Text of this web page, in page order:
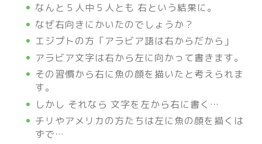
なんと５人中５人とも 右という結果に。
なぜ右向きにかいたのでしょうか？
エジプトの方「アラビア語は右からだから」
アラビア文字は右から左に向かって書きます。
その習慣から右に魚の顔を描いたと考えられま
す。
しかし それなら 文字を左から右に書く…
チリやアメリカの方たちは左に魚の顔を描くは
ずで…